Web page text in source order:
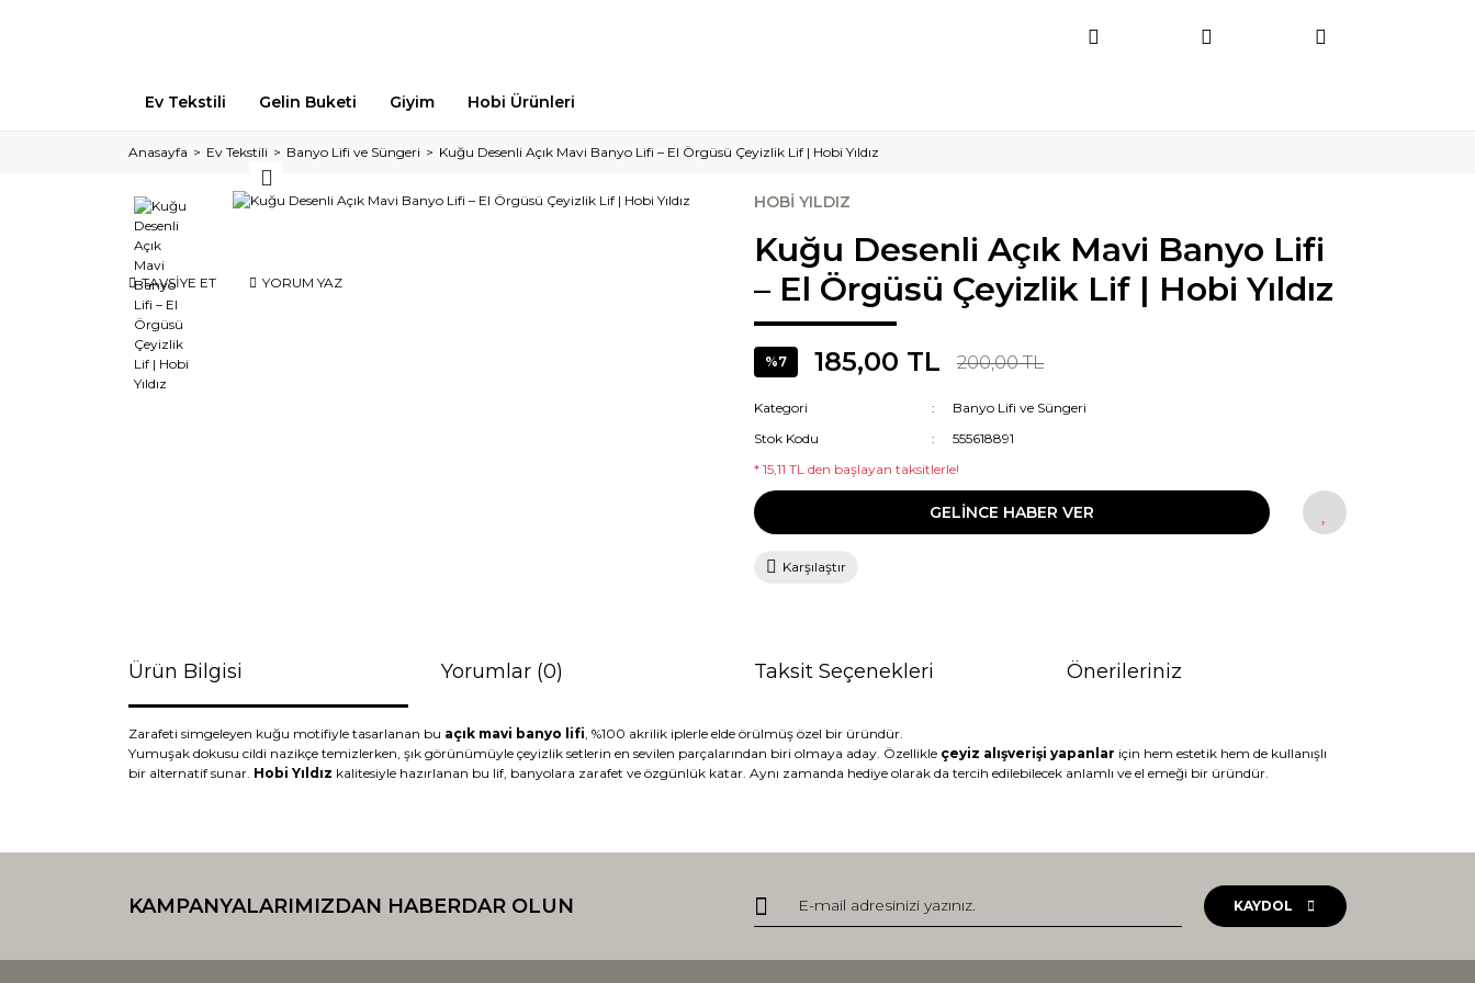
Ev Tekstili Gelin Buketi Giyim Hobi Ürünleri
Anasayfa Ev Tekstili Banyo Lifi ve Süngeri Kuğu Desenli Açık Mavi Banyo Lifi – El Örgüsü Çeyizlik Lif | Hobi Yıldız
TAVSİYE ET YORUM YAZ
HOBİ YILDIZ
Kuğu Desenli Açık Mavi Banyo Lifi
– El Örgüsü Çeyizlik Lif | Hobi Yıldız
%7 185,00 TL 200,00 TL
Kategori
Banyo Lifi ve Süngeri
Stok Kodu
555618891
* 15,11 TL den başlayan taksitlerle!
GELİNCE HABER VER
Karşılaştır
Ürün Bilgisi Yorumlar (0) Taksit Seçenekleri Önerileriniz
Zarafeti simgeleyen kuğu motifiyle tasarlanan bu açık mavi banyo lifi, %100 akrilik iplerle elde örülmüş özel bir üründür.
Yumuşak dokusu cildi nazikçe temizlerken, şık görünümüyle çeyizlik setlerin en sevilen parçalarından biri olmaya aday. Özellikle çeyiz alışverişi yapanlar için hem estetik hem de kullanışlı
bir alternatif sunar. Hobi Yıldız kalitesiyle hazırlanan bu lif, banyolara zarafet ve özgünlük katar. Aynı zamanda hediye olarak da tercih edilebilecek anlamlı ve el emeği bir üründür.
Yorum Yaz
Görüş ve önerileriniz için teşekkür ederiz.
Ürün resmi kalitesiz, bozuk veya görüntülenemiyor.
KAMPANYALARIMIZDAN HABERDAR OLUN KAYDOL